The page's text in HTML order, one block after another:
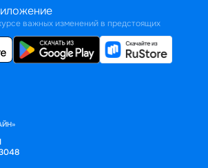
важных изменений в предстоящих